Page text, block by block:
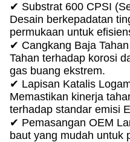
✔ Substrat 600 CPSI
Desain berkepadatan
permukaan untuk
✔ Cangkang Baja
Tahan terhadap korosi
gas buang ekstrem.
✔ Lapisan Katalis
Memastikan kinerja
terhadap standar emisi
✔ Pemasangan OEM
baut yang mudah untuk